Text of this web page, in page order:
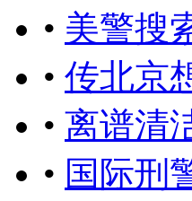
• 美警搜
• 传北京
• 离谱清
• 国际刑